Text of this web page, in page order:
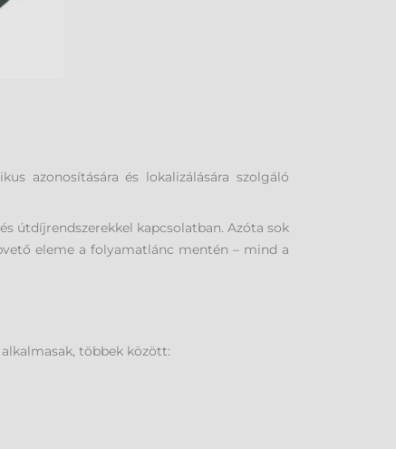
azonosítására és lokalizálására szolgáló
útdíjrendszerekkel kapcsolatban. Azóta sok
eleme a folyamatlánc mentén – mind a
többek között: